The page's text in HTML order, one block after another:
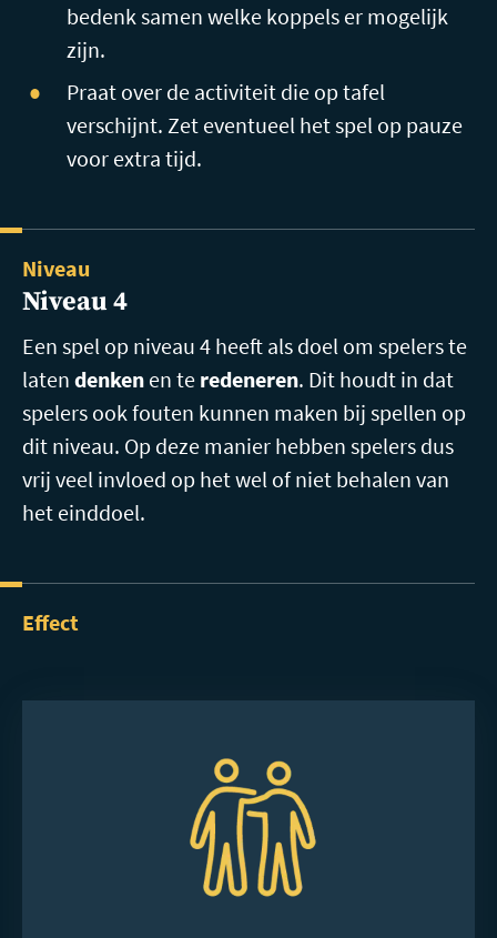
bedenk samen welke koppels er mogelijk
zijn.
Praat over de activiteit die op tafel
verschijnt. Zet eventueel het spel op pauze
voor extra tijd.
Niveau
Niveau 4
Een spel op niveau 4 heeft als doel om spelers te
laten denken en te redeneren. Dit houdt in dat
spelers ook fouten kunnen maken bij spellen op
dit niveau. Op deze manier hebben spelers dus
vrij veel invloed op het wel of niet behalen van
het einddoel.
Effect